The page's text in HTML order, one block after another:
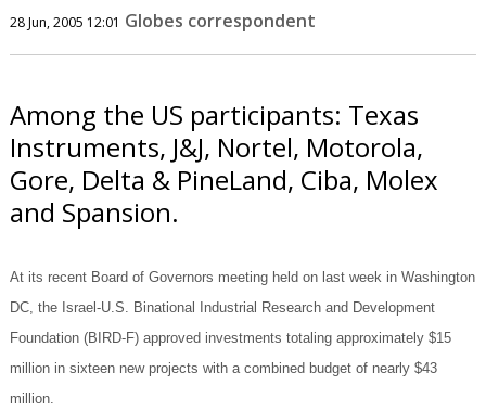
28 Jun, 2005 12:01 Globes correspondent
Among the US participants: Texas
Instruments, J&J, Nortel, Motorola,
Gore, Delta & PineLand, Ciba, Molex
and Spansion.
At its recent Board of Governors meeting held on last week in Washington
DC, the Israel-U.S. Binational Industrial Research and Development
Foundation (BIRD-F) approved investments totaling approximately $15
million in sixteen new projects with a combined budget of nearly $43
million.